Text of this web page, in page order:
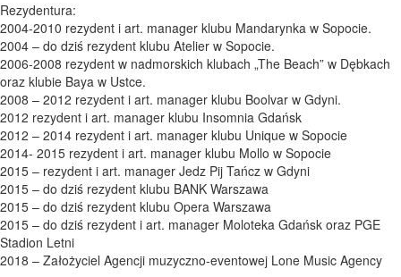
Rezydentura:
2004-2010 rezydent i art. manager klubu Mandarynka w Sopocie.
2004 – do dziś rezydent klubu Atelier w Sopocie.
2006-2008 rezydent w nadmorskich klubach „The Beach” w Dębkach
oraz klubie Baya w Ustce.
2008 – 2012 rezydent i art. manager klubu Boolvar w Gdyni.
2012 rezydent i art. manager klubu Insomnia Gdańsk
2012 – 2014 rezydent i art. manager klubu Unique w Sopocie
2014- 2015 rezydent i art. manager klubu Mollo w Sopocie
2015 – rezydent i art. manager Jedz Pij Tańcz w Gdyni
2015 – do dziś rezydent klubu BANK Warszawa
2015 – do dziś rezydent klubu Opera Warszawa
2015 – do dziś rezydent i art. manager Moloteka Gdańsk oraz PGE
Stadion Letni
2018 – Założyciel Agencji muzyczno-eventowej Lone Music Agency